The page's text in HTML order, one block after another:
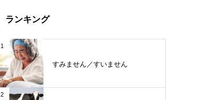
ランキング
1
すみません／すいません
2